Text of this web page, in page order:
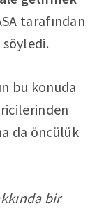
tarafından
bu konuda
da öncülük
bir